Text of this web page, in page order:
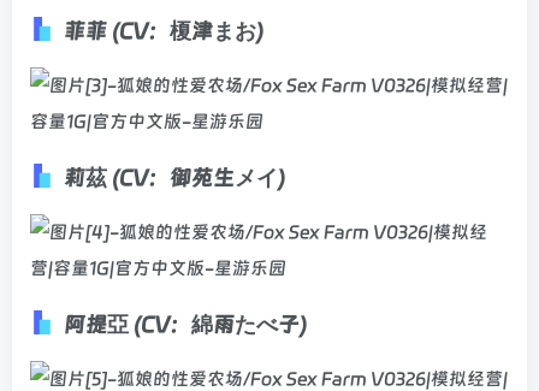
菲菲 (CV：榎津まお)
莉茲 (CV：御苑生メイ)
阿提亞 (CV：綿雨たべ子)